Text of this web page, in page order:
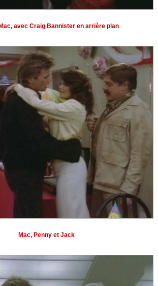
avec Craig Bannister en arrière plan
Mac, Penny et Jack